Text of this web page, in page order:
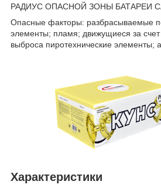
РАДИУС ОПАСНОЙ ЗОНЫ БАТАРЕИ
Опасные факторы: разбрасываемые
элементы; пламя; движущиеся за счет
выброса пиротехнические элементы;
Характеристики